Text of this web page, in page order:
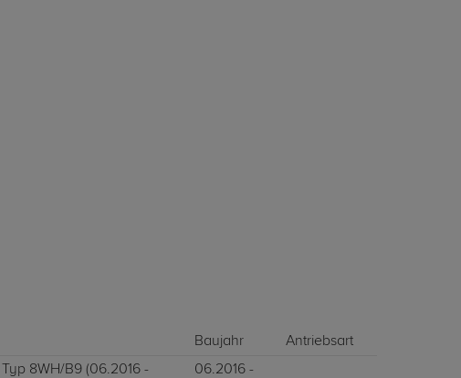
Baujahr
Antriebsart
8WH/B9 (06.2016 -
06.2016 -